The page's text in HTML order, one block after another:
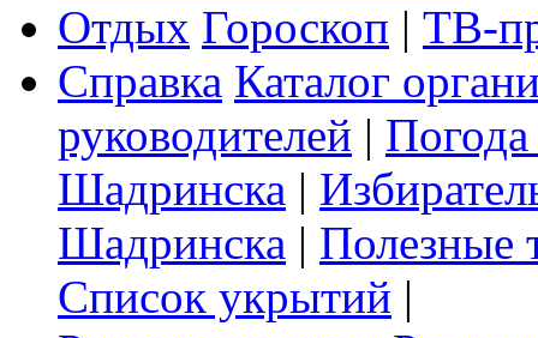
Отдых Гороскоп | ТВ-
Справка Каталог
руководителей |
Шадринска |
Шадринска | Полезные
Список укрытий |